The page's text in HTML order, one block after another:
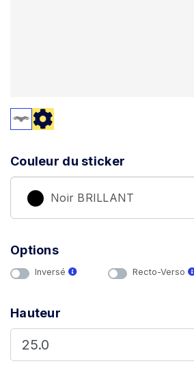
Couleur du sticker
Noir BRILLANT
Options
Inversé Recto-Verso
Hauteur